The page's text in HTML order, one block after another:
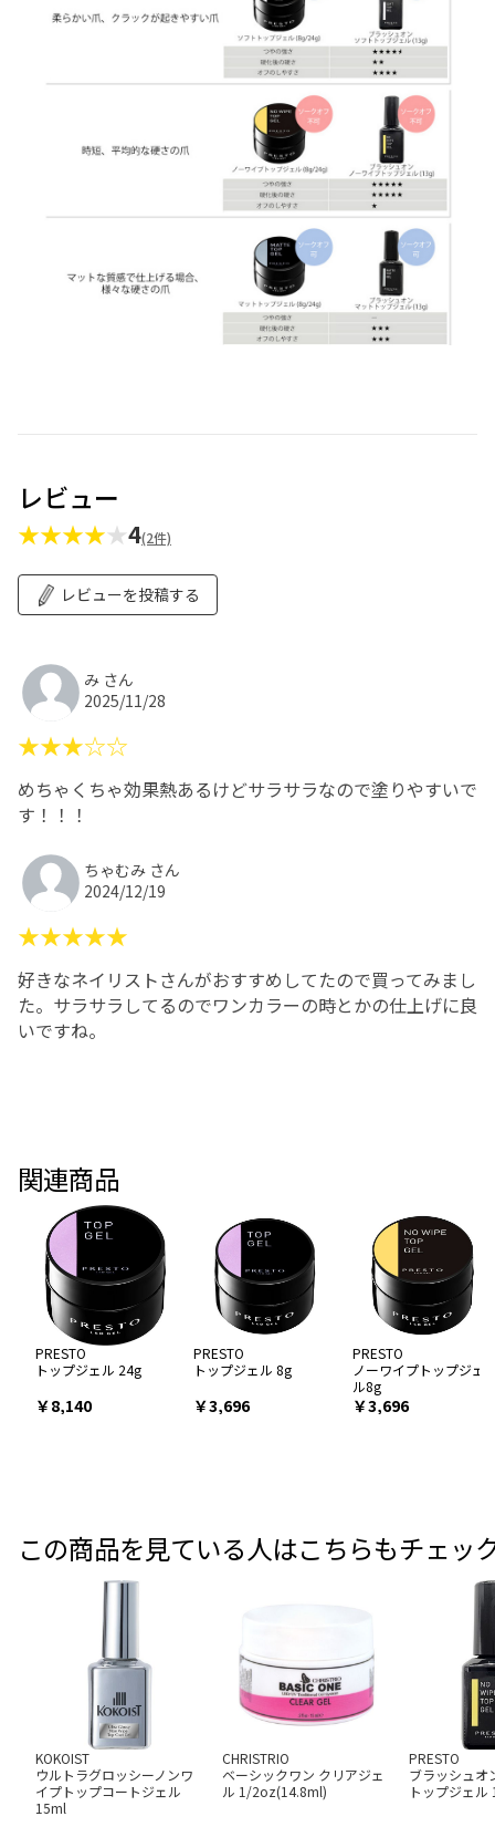
レビュー
★★★★★4(2件)
レビューを投稿する
み さん
2025/11/28
★★★☆☆
めちゃくちゃ効果熱あるけどサラサラなので塗りやすいで
す！！！
ちゃむみ さん
2024/12/19
★★★★★
好きなネイリストさんがおすすめしてたので買ってみまし
た。サラサラしてるのでワンカラーの時とかの仕上げに良
いですね。
関連商品
PRESTO
トップジェル 24g
￥8,140
PRESTO
トップジェル 8g
￥3,696
PRESTO
ノーワイプトップジェ
ル8g
￥3,696
この商品を見ている人はこちらもチェッ
KOKOIST
ウルトラグロッシーノンワ
イプトップコートジェル
15ml
CHRISTRIO
ベーシックワン クリアジェ
ル 1/2oz(14.8ml)
PRESTO
ブラッシュオ
トップジェル